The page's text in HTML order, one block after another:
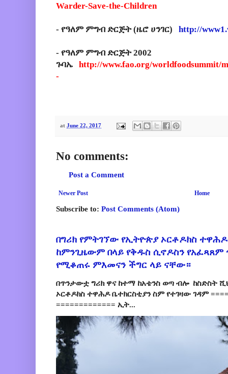
Warder-Save-the-Children
- የዓለም ምግብ ድርጅት (ዜሮ ሀንገር) http://
- የዓለም ምግብ ድርጅት 2002
ጉባኤ
http://www.fao.org/worldfoodsummit/
-
at June 22, 2017
No comments:
Post a Comment
Newer Post Home
Subscribe to: Post Comments (Atom)
በግሪክ የምትገኘው የኢትዮጵያ ኦርቶዶክስ
ከምንጊዜውም በላይ የቅዱስ ሲኖዶስን የአፈጻጸም
የሚቆጠሩ ምእመናን ችግር ላይ ናቸው።
በጥንታውቷ ግሪክ ዋና ከተማ ከአቴንስ ወጣ ብሎ ከስድስት
ኦርቶዶክስ ተዋሕዶ ቤተክርስቲያን ስም የተገዛው ገዳም
============= ኢት...